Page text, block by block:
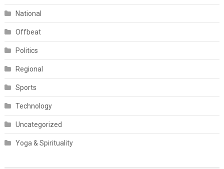
National
Offbeat
Politics
Regional
Sports
Technology
Uncategorized
Yoga & Spirituality